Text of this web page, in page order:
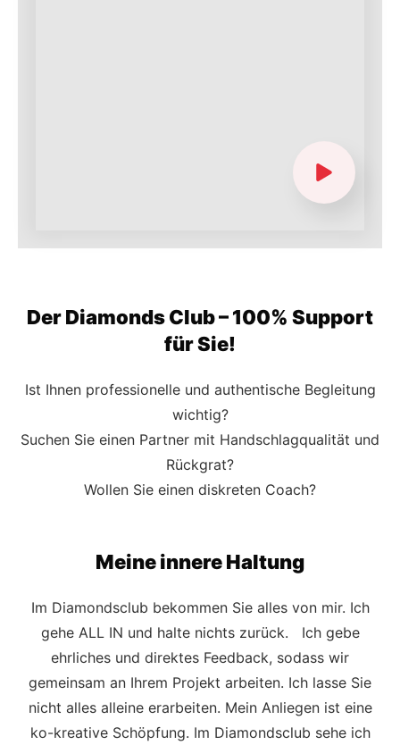
Der Diamonds Club – 100% Support
für Sie!
Ist Ihnen professionelle und authentische Begleitung
wichtig?
Suchen Sie einen Partner mit Handschlagqualität und
Rückgrat?
Wollen Sie einen diskreten Coach?
Meine innere Haltung
Im Diamondsclub bekommen Sie alles von mir. Ich
gehe ALL IN und halte nichts zurück. Ich gebe
ehrliches und direktes Feedback, sodass wir
gemeinsam an Ihrem Projekt arbeiten. Ich lasse Sie
nicht alles alleine erarbeiten. Mein Anliegen ist eine
ko-kreative Schöpfung. Im Diamondsclub sehe ich